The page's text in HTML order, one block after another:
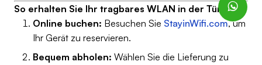
So erhalten Sie Ihr tragbares WLAN in der Türkei
Online buchen: Besuchen Sie StayinWifi.com, um
Ihr Gerät zu reservieren.
Bequem abholen: Wählen Sie die Lieferung zu